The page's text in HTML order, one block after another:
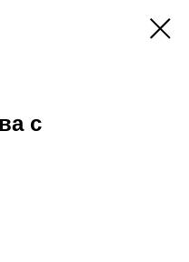
с